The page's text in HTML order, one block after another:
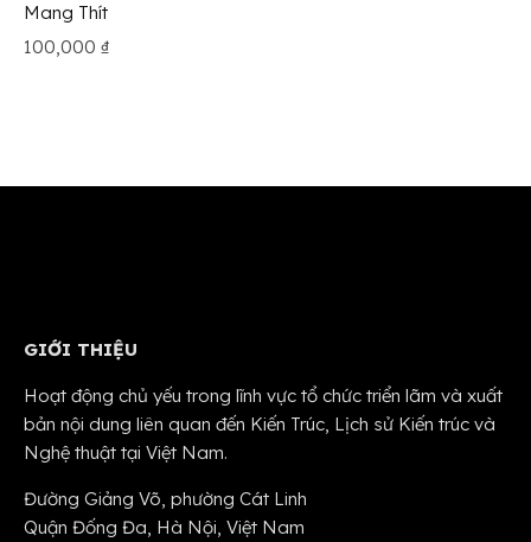
Mang Thít
100,000 ₫
GIỚI THIỆU
Hoạt động chủ yếu trong lĩnh vực tổ chức triển lãm và xuất
bản nội dung liên quan đến Kiến Trúc, Lịch sử Kiến trúc và
Nghệ thuật tại Việt Nam.
Đường Giảng Võ, phường Cát Linh
Quận Đống Đa, Hà Nội, Việt Nam